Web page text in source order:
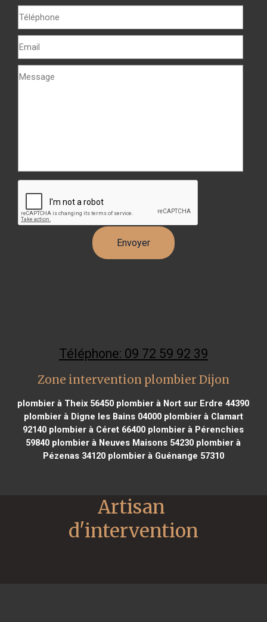
Téléphone: 09 72 59 92 39
Zone intervention plombier Dijon
plombier à Theix 56450 plombier à Nort sur Erdre 44390
plombier à Digne les Bains 04000plombier à Clamart
92140 plombier à Céret 66400 plombier à Pérenchies
59840 plombier à Neuves Maisons 54230 plombier à
Pézenas 34120plombier à Guénange 57310
Artisan
d'intervention